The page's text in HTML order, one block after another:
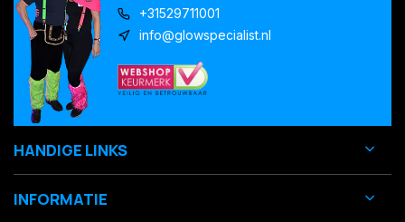
+31529711001
info@glowspecialist.nl
HANDIGE LINKS
INFORMATIE